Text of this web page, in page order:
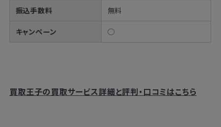
振込手数料 無料
キャンペーン ◯
買取王子の買取サービス詳細と評判・口コミはこちら